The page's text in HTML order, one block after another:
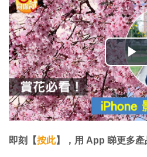
即刻【按此】，用 App 睇更多產